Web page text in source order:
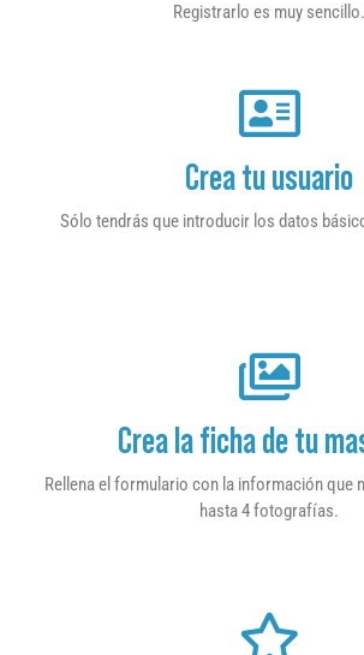
Registrarlo es muy sencillo.
Crea tu usuario
Sólo tendrás que introducir los datos
Crea la ficha de tu
Rellena el formulario con la información que
hasta 4 fotografías.